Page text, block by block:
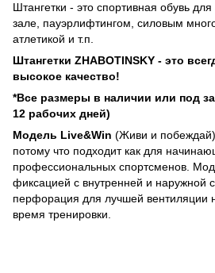
Штангетки - это спортивная обувь
зале, пауэрлифтингом, силовым
атлетикой и т.п.
Штангетки ZHABOTINSKY - это
высокое качество!
*Все размеры в наличии или под
12 рабочих дней)
Модель Live&Win (Живи и
потому что подходит как для
профессиональных спортсменов.
фиксацией с внутренней и наружной
перфорация для лучшей вентиляции
время тренировки.